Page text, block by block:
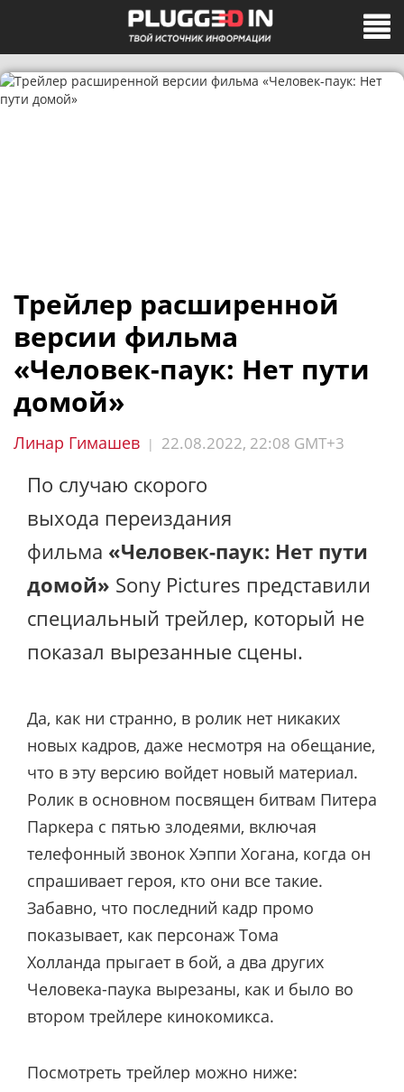
Трейлер расширенной
версии фильма
«Человек-паук: Нет пути
домой»
Линар Гимашев | 22.08.2022, 22:08 GMT+3
По случаю скорого
выхода переиздания
фильма «Человек-паук: Нет пути
домой» Sony Pictures представили
специальный трейлер, который не
показал вырезанные сцены.
Да, как ни странно, в ролик нет никаких
новых кадров, даже несмотря на обещание,
что в эту версию войдет новый материал.
Ролик в основном посвящен битвам Питера
Паркера с пятью злодеями, включая
телефонный звонок Хэппи Хогана, когда он
спрашивает героя, кто они все такие.
Забавно, что последний кадр промо
показывает, как персонаж Тома
Холланда прыгает в бой, а два других
Человека-паука вырезаны, как и было во
втором трейлере кинокомикса.
Посмотреть трейлер можно ниже: